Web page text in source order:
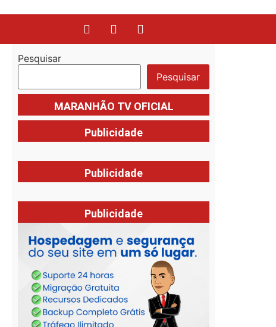
Pesquisar
Pesquisar
MARANHÃO TV OFICIAL
Publicidade
Publicidade
Publicidade